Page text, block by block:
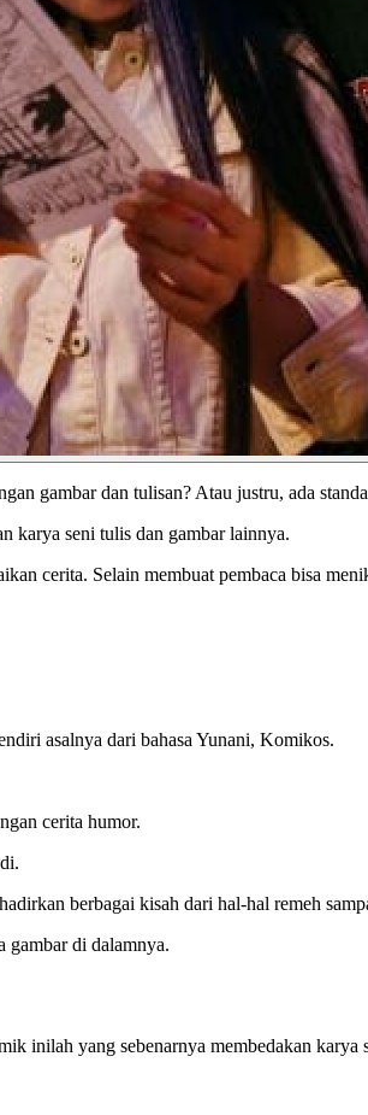
gambar dan tulisan? Atau justru, ada
karya seni tulis dan gambar lainnya.
cerita. Selain membuat pembaca bisa
asalnya dari bahasa Yunani, Komikos.
cerita humor.
berbagai kisah dari hal-hal remeh
gambar di dalamnya.
inilah yang sebenarnya membedakan karya